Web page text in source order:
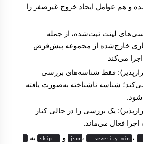
و هم عوامل ایجاد خروج غیرصفر را
لینت ثبت‌شده، از جمله
خارج‌شده از مجموعه پیش‌فرض
می‌کند.
فقط شناسه‌های بررسی
می‌کند؛ شناسه ناشناخته به‌صورت یافته
یک بررسی را در حالی کنار
اجرا فعال می‌ماند.
، --severity-min ، و --skip به -